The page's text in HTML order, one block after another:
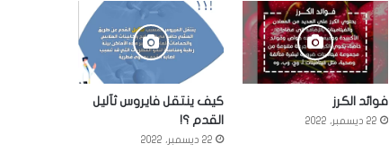
فوائد الكرز
22 ديسمبر، 2022
كيف ينتقل فايروس ثآليل
القدم ؟!
22 ديسمبر، 2022